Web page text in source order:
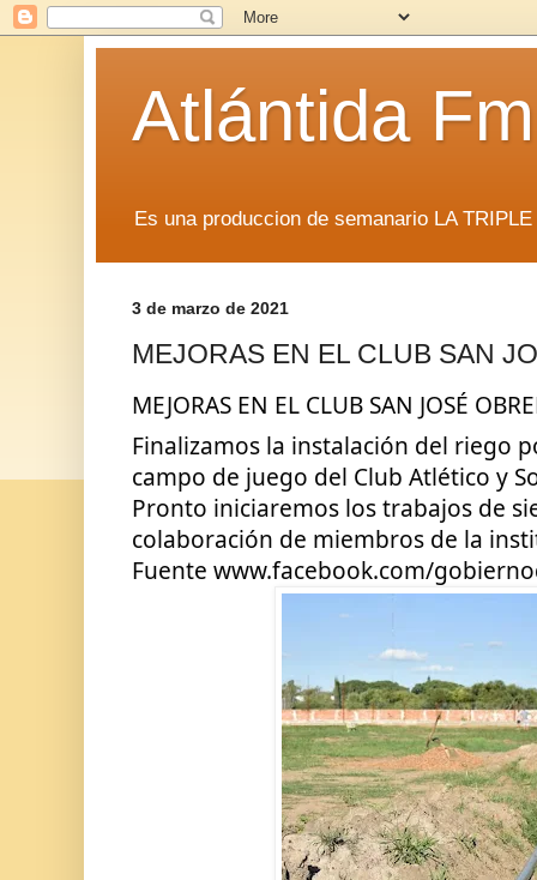
Atlántida
Es una produccion de semanario LA
3 de marzo de 2021
MEJORAS EN EL CLUB SAN
MEJORAS EN EL CLUB SAN JOSÉ
Finalizamos la instalación del riego
campo de juego del Club Atlético y
Pronto iniciaremos los trabajos de
colaboración de miembros de la
Fuente www.facebook.com/